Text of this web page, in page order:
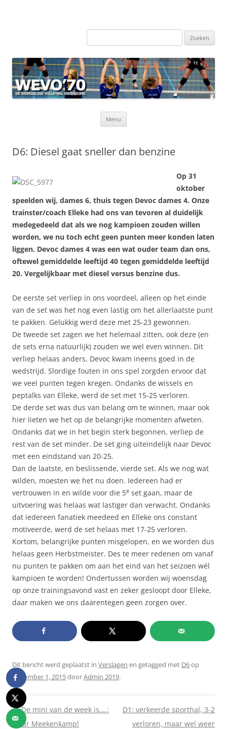
Zoeken
Menu
D6: Diesel gaat sneller dan benzine
Op 31
oktober
speelden wij, dames 6, thuis tegen Devoc dames 4. Onze
trainster/coach Elleke had ons van tevoren al duidelijk
medegedeeld dat als we nog kampioen zouden willen
worden, we nu toch echt geen punten meer konden laten
liggen. Devoc dames 4 was een wat ouder team dan ons,
oftewel gemiddelde leeftijd 40 tegen gemiddelde leeftijd
20. Vergelijkbaar met diesel versus benzine dus.
De eerste set verliep in ons voordeel, alleen op het einde
van de set was het nog even lastig om het allerlaatste punt
te pakken. Gelukkig werd deze met 25-23 gewonnen.
De tweede set zagen we het helemaal zitten, ook deze (en
de sets erna natuurlijk) zouden we wel even winnen. Dit
verliep helaas anders, Devoc kwam ineens goed in de
wedstrijd. Slordige fouten in ons spel zorgden ervoor dat
we veel punten tegen kregen. Ondanks de wissels en
peptalks van Elleke, werd de set met 15-25 verloren.
De derde set was dus van belang om te winnen, maar ook
hier lieten we het op de belangrijke momenten afweten.
Ondanks dat we in het begin sterk begonnen, verliep de
rest van de set minder. De set ging uiteindelijk naar Devoc
met een eindstand van 20-25.
Dan de laatste, en beslissende, vierde set. Als we nog wat
wilden, moesten we het nu doen. Iedereen had er
vertrouwen in en wilde voor die 5e set gaan, maar de
uitvoering was helaas wat lastiger dan verwacht. Ondanks
dat iedereen fanatiek meedeed en Elleke ons constant
motiveerde, werd de set helaas met 17-25 verloren.
Kortom, belangrijke punten misgelopen, en we worden dus
helaas geen Herbstmeister. Des te meer redenen om vanaf
nu punten te pakken om aan het eind van het seizoen wél
kampioen te worden! Ondertussen worden wij woensdag
op onze trainingsavond vast en zeker gesloopt door Elleke,
daar maken we ons daarentegen geen zorgen over.
Dit bericht werd geplaatst in Verslagen en getagged met D6op
november 1, 2015doorAdmin 2019.
Berichtnavigatie
←De mini van de week is….:
Fleur Meekenkamp!
D1: verkeerde sporthal, 3-2
verloren, maar wel weer